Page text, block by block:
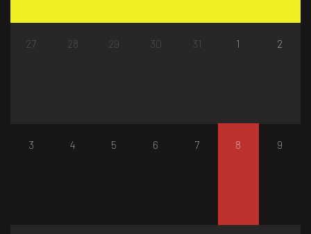
27 28 29 30 31 1 2
3 4 5 6 7 8 9